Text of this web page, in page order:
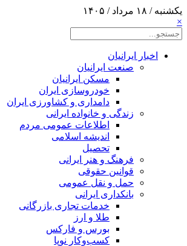
یکشنبه / ۱۸ مرداد / ۱۴۰۵
×
اخبار ایرانیان
صنعت ایرانیان
مسکن ایرانیان
خودروسازی ایران
دامداری و کشاورزی ایران
زندگی و خانواده ایرانی
اطلاعات عمومی مردم
اندیشه اسلامی
تحصیل
فرهنگ و هنر ایرانی
قوانین حقوقی
حمل و نقل عمومی
بانکداری ایرانی
خدمات تجاری بازرگانی
طلا و ارز
بورس و فارکس
کسب‌وکار نوپا